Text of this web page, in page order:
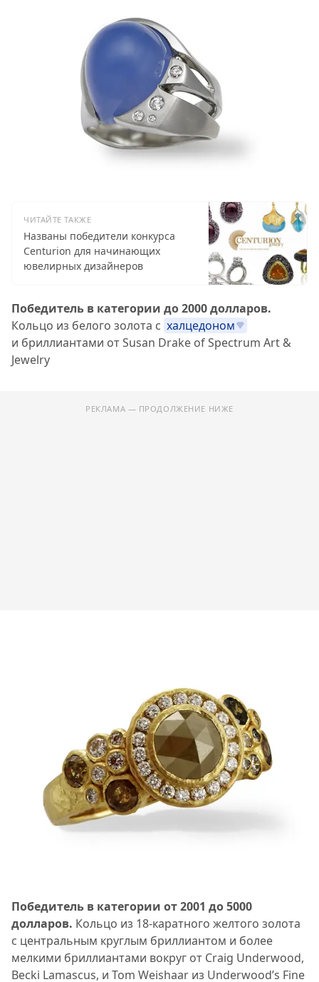
ЧИТАЙТЕ ТАКЖЕ
Названы победители конкурса
Centurion для начинающих
ювелирных дизайнеров
Победитель в категории до 2000 долларов.
Кольцо из белого золота с халцедоном
и бриллиантами от Susan Drake of Spectrum Art &
Jewelry
РЕКЛАМА — ПРОДОЛЖЕНИЕ НИЖЕ
Победитель в категории от 2001 до 5000
долларов. Кольцо из 18-каратного желтого золота
с центральным круглым бриллиантом и более
мелкими бриллиантами вокруг от Craig Underwood,
Becki Lamascus, и Tom Weishaar из Underwood’s Fine